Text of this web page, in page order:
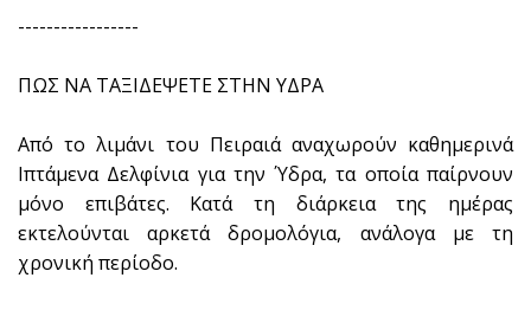
-----------------
ΠΩΣ ΝΑ ΤΑΞΙΔΕΨΕΤΕ ΣΤΗΝ ΥΔΡΑ
Από το λιμάνι του Πειραιά αναχωρούν καθημερινά
Ιπτάμενα Δελφίνια για την Ύδρα, τα οποία παίρνουν
μόνο επιβάτες. Κατά τη διάρκεια της ημέρας
εκτελούνται αρκετά δρομολόγια, ανάλογα με τη
χρονική περίοδο.